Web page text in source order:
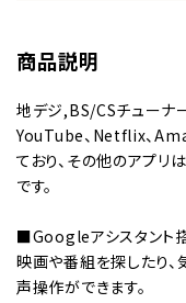
商品説明
地デジ,BS/CSチューナ
YouTube、Netflix、
ており、その他のアプ
です。
■Googleアシスタント
映画や番組を探したり、
声操作ができます。